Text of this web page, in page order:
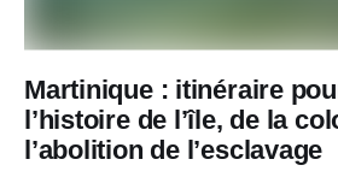
Martinique : itinéraire
l’histoire de l’île, de la
l’abolition de l’esclavage